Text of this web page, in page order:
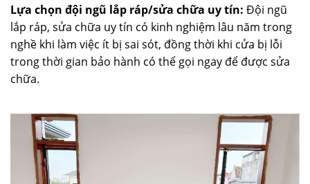
Lựa chọn đội ngũ lắp ráp/sửa chữa uy tín: Đội ngũ
lắp ráp, sửa chữa uy tín có kinh nghiệm lâu năm trong
nghề khi làm việc ít bị sai sót, đồng thời khi cửa bị lỗi
trong thời gian bảo hành có thể gọi ngay để được sửa
chữa.